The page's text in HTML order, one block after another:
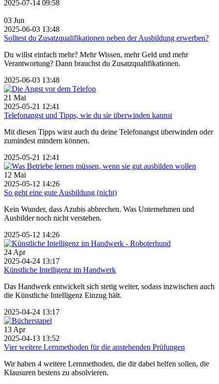
2025-07-14 09:58
03 Jun
2025-06-03 13:48
Solltest du Zusatzqualifikationen neben der Ausbildung erwerben?
Du willst einfach mehr? Mehr Wissen, mehr Geld und mehr
Verantwortung? Dann brauchst du Zusatzqualifikationen.
2025-06-03 13:48
21 Mai
2025-05-21 12:41
Telefonangst und Tipps, wie du sie überwinden kannst
Mit diesen Tipps wirst auch du deine Telefonangst überwinden oder
zumindest mindern können.
2025-05-21 12:41
12 Mai
2025-05-12 14:26
So geht eine gute Ausbildung (nicht)
Kein Wunder, dass Azubis abbrechen. Was Unternehmen und
Ausbilder noch nicht verstehen.
2025-05-12 14:26
24 Apr
2025-04-24 13:17
Künstliche Intelligenz im Handwerk
Das Handwerk entwickelt sich stetig weiter, sodass inzwischen auch
die Künstliche Intelligenz Einzug hält.
2025-04-24 13:17
13 Apr
2025-04-13 13:52
Vier weitere Lernmethoden für die anstehenden Prüfungen
Wir haben 4 weitere Lernmethoden, die dir dabei helfen sollen, die
Klausuren bestens zu absolvieren.